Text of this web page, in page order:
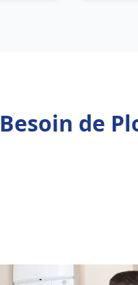
Besoin de